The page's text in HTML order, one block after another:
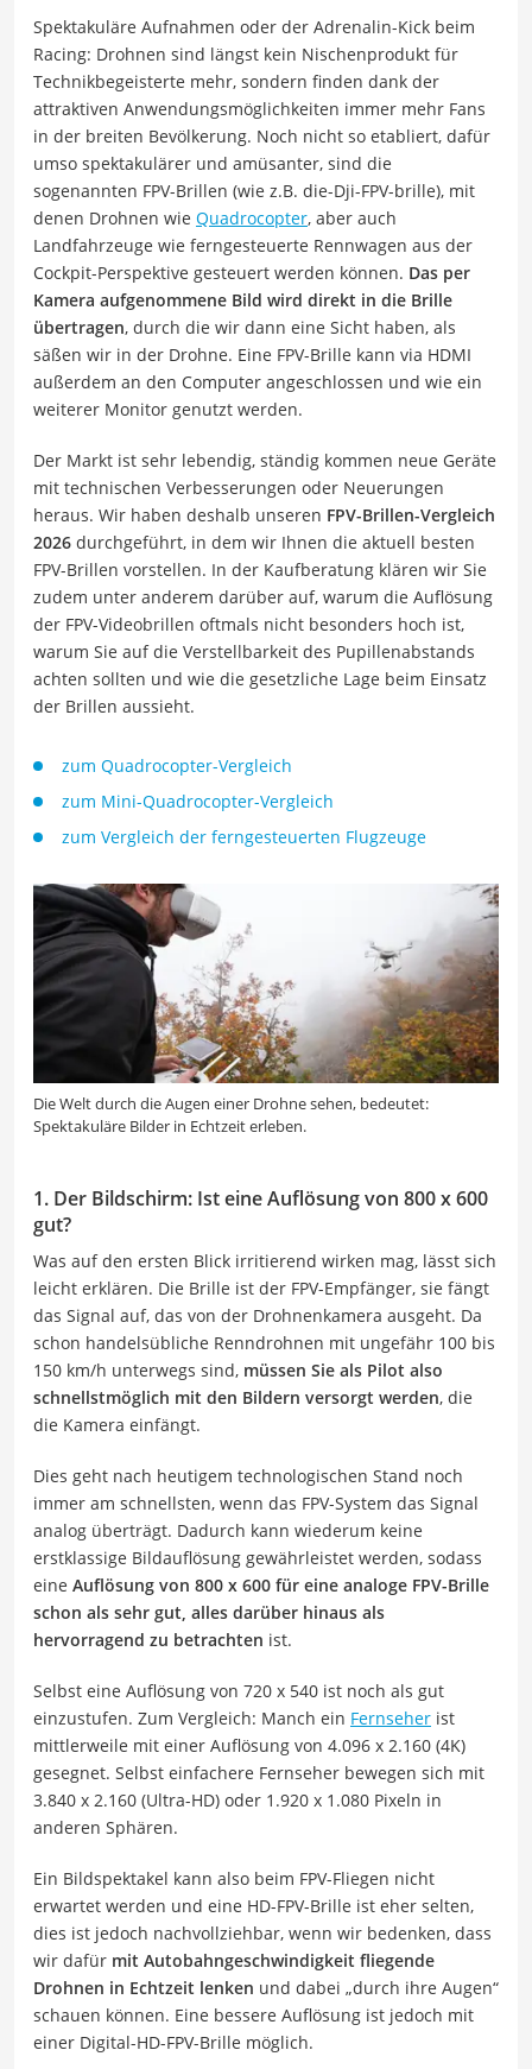
Spektakuläre Aufnahmen oder der Adrenalin-Kick beim
Racing: Drohnen sind längst kein Nischenprodukt für
Technikbegeisterte mehr, sondern finden dank der
attraktiven Anwendungsmöglichkeiten immer mehr Fans
in der breiten Bevölkerung. Noch nicht so etabliert, dafür
umso spektakulärer und amüsanter, sind die
sogenannten FPV-Brillen (wie z.B. die-Dji-FPV-brille), mit
denen Drohnen wie Quadrocopter, aber auch
Landfahrzeuge wie ferngesteuerte Rennwagen aus der
Cockpit-Perspektive gesteuert werden können. Das per
Kamera aufgenommene Bild wird direkt in die Brille
übertragen, durch die wir dann eine Sicht haben, als
säßen wir in der Drohne. Eine FPV-Brille kann via HDMI
außerdem an den Computer angeschlossen und wie ein
weiterer Monitor genutzt werden.
Der Markt ist sehr lebendig, ständig kommen neue Geräte
mit technischen Verbesserungen oder Neuerungen
heraus. Wir haben deshalb unseren FPV-Brillen-Vergleich
2026 durchgeführt, in dem wir Ihnen die aktuell besten
FPV-Brillen vorstellen. In der Kaufberatung klären wir Sie
zudem unter anderem darüber auf, warum die Auflösung
der FPV-Videobrillen oftmals nicht besonders hoch ist,
warum Sie auf die Verstellbarkeit des Pupillenabstands
achten sollten und wie die gesetzliche Lage beim Einsatz
der Brillen aussieht.
zum Quadrocopter-Vergleich
zum Mini-Quadrocopter-Vergleich
zum Vergleich der ferngesteuerten Flugzeuge
Die Welt durch die Augen einer Drohne sehen, bedeutet:
Spektakuläre Bilder in Echtzeit erleben.
1. Der Bildschirm: Ist eine Auflösung von 800 x 600
gut?
Was auf den ersten Blick irritierend wirken mag, lässt sich
leicht erklären. Die Brille ist der FPV-Empfänger, sie fängt
das Signal auf, das von der Drohnenkamera ausgeht. Da
schon handelsübliche Renndrohnen mit ungefähr 100 bis
150 km/h unterwegs sind, müssen Sie als Pilot also
schnellstmöglich mit den Bildern versorgt werden, die
die Kamera einfängt.
Dies geht nach heutigem technologischen Stand noch
immer am schnellsten, wenn das FPV-System das Signal
analog überträgt. Dadurch kann wiederum keine
erstklassige Bildauflösung gewährleistet werden, sodass
eine Auflösung von 800 x 600 für eine analoge FPV-Brille
schon als sehr gut, alles darüber hinaus als
hervorragend zu betrachten ist.
Selbst eine Auflösung von 720 x 540 ist noch als gut
einzustufen. Zum Vergleich: Manch ein Fernseher ist
mittlerweile mit einer Auflösung von 4.096 x 2.160 (4K)
gesegnet. Selbst einfachere Fernseher bewegen sich mit
3.840 x 2.160 (Ultra-HD) oder 1.920 x 1.080 Pixeln in
anderen Sphären.
Ein Bildspektakel kann also beim FPV-Fliegen nicht
erwartet werden und eine HD-FPV-Brille ist eher selten,
dies ist jedoch nachvollziehbar, wenn wir bedenken, dass
wir dafür mit Autobahngeschwindigkeit fliegende
Drohnen in Echtzeit lenken und dabei „durch ihre Augen“
schauen können. Eine bessere Auflösung ist jedoch mit
einer Digital-HD-FPV-Brille möglich.